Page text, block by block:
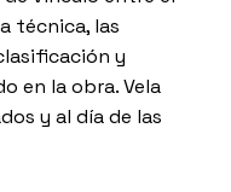
técnica, las
y
en la obra. Vela
y al día de las